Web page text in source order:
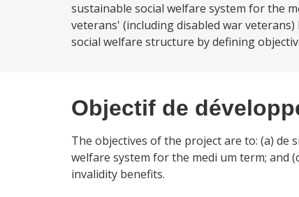
sustainable social welfare system for the
veterans' (including disabled war
social welfare structure by defining
Objectif de
The objectives of the project are to: (a) de
welfare system for the medi um term; and
invalidity benefits.